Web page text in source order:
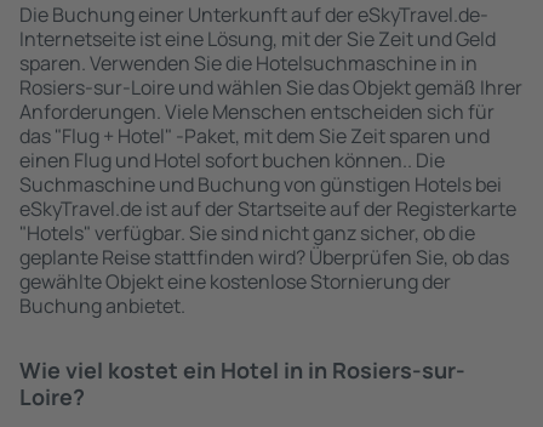
Die Buchung einer Unterkunft auf der eSkyTravel.de-
Internetseite ist eine Lösung, mit der Sie Zeit und Geld
sparen. Verwenden Sie die Hotelsuchmaschine in in
Rosiers-sur-Loire und wählen Sie das Objekt gemäß Ihrer
Anforderungen. Viele Menschen entscheiden sich für
das "Flug + Hotel" -Paket, mit dem Sie Zeit sparen und
einen Flug und Hotel sofort buchen können.. Die
Suchmaschine und Buchung von günstigen Hotels bei
eSkyTravel.de ist auf der Startseite auf der Registerkarte
"Hotels" verfügbar. Sie sind nicht ganz sicher, ob die
geplante Reise stattfinden wird? Überprüfen Sie, ob das
gewählte Objekt eine kostenlose Stornierung der
Buchung anbietet.
Wie viel kostet ein Hotel in in Rosiers-sur-
Loire?